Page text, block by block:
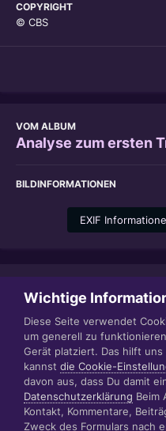
COPYRIGHT
© CBS
VOM ALBUM
Analyse zum ersten
BILDINFORMATIONEN
EXIF
Teilen
© 1999 - 2022
Powered by
Wichtige
Diese Seite verwendet
um generell zu
Gerät platziert. Das hilft
kannst die Cookie-
davon aus, dass Du damit
Datenschutzerklärung Beim
Kontakt, Kommentare,
Zweck des Formulars nach